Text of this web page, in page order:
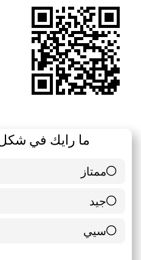
ما رايك في شكل
ممتاز
6 ( 85.71 % )
جيد
0 ( 0 % )
سيي
1 ( 14.29 % )